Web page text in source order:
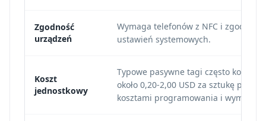
Zgodność
urządzeń
Wymaga telefonów z NFC i zgodnych
ustawień systemowych.
Koszt
jednostkowy
Typowe pasywne tagi często kosztują
około 0,20-2,00 USD za sztukę przed
kosztami programowania i wymiany.